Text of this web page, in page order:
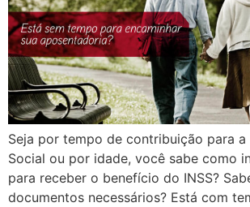
Seja por tempo de contribuição para a
Social ou por idade, você sabe como
para receber o benefício do INSS?
documentos necessários? Está com